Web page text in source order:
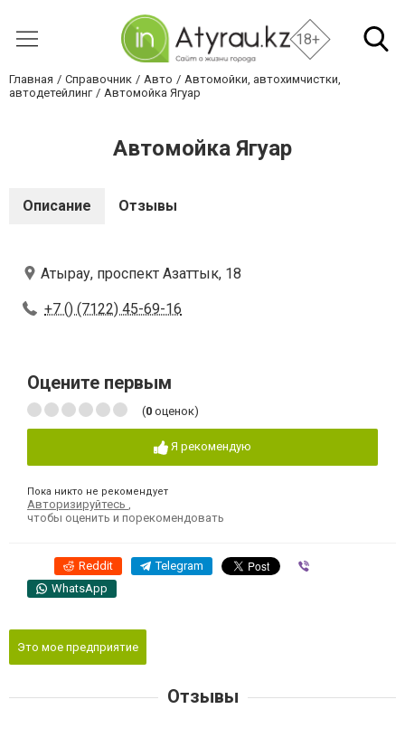
18+
Главная Справочник Авто
Автомойки, автохимчистки,
автодетейлинг
Автомойка Ягуар
Автомойка Ягуар
Описание Отзывы
Атырау, проспект Азаттык, 18
+7 () (7122) 45-69-16
Оцените первым
(0 оценок)
Я рекомендую
Пока никто не рекомендует
Авторизируйтесь
чтобы оценить и порекомендовать
Reddit Telegram
WhatsApp
Это мое предприятие
Отзывы